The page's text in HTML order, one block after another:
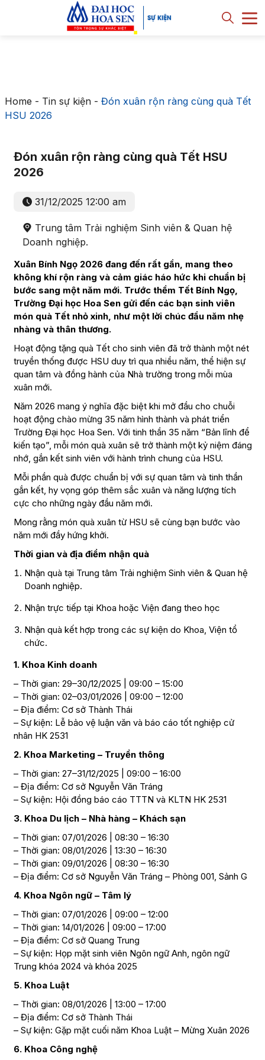
Home - Tin sự kiện- Đón xuân rộn ràng cùng quà Tết
HSU 2026
Đón xuân rộn ràng cùng quà Tết HSU
2026
31/12/2025 12:00 am
Trung tâm Trải nghiệm Sinh viên & Quan hệ
Doanh nghiệp.
Xuân Bính Ngọ 2026 đang đến rất gần, mang theo
không khí rộn ràng và cảm giác háo hức khi chuẩn bị
bước sang một năm mới. Trước thềm Tết Bính Ngọ,
Trường Đại học Hoa Sen gửi đến các bạn sinh viên
món quà Tết nhỏ xinh, như một lời chúc đầu năm nhẹ
nhàng và thân thương.
Hoạt động tặng quà Tết cho sinh viên đã trở thành một nét
truyền thống được HSU duy trì qua nhiều năm, thể hiện sự
quan tâm và đồng hành của Nhà trường trong mỗi mùa
xuân mới.
Năm 2026 mang ý nghĩa đặc biệt khi mở đầu cho chuỗi
hoạt động chào mừng 35 năm hình thành và phát triển
Trường Đại học Hoa Sen. Với tinh thần 35 năm “Bản lĩnh để
kiến tạo”, mỗi món quà xuân sẽ trở thành một kỷ niệm đáng
nhớ, gắn kết sinh viên với hành trình chung của HSU.
Mỗi phần quà được chuẩn bị với sự quan tâm và tinh thần
gắn kết, hy vọng góp thêm sắc xuân và năng lượng tích
cực cho những ngày đầu năm mới.
Mong rằng món quà xuân từ HSU sẽ cùng bạn bước vào
năm mới đầy hứng khởi.
Thời gian và địa điểm nhận quà
Nhận quà tại Trung tâm Trải nghiệm Sinh viên & Quan hệ
Doanh nghiệp.
Nhận trực tiếp tại Khoa hoặc Viện đang theo học
Nhận quà kết hợp trong các sự kiện do Khoa, Viện tổ
chức.
1. Khoa Kinh doanh
– Thời gian: 29–30/12/2025 | 09:00 – 15:00
– Thời gian: 02–03/01/2026 | 09:00 – 12:00
– Địa điểm: Cơ sở Thành Thái
– Sự kiện: Lễ bảo vệ luận văn và báo cáo tốt nghiệp cử
nhân HK 2531
2. Khoa Marketing – Truyền thông
– Thời gian: 27–31/12/2025 | 09:00 – 16:00
– Địa điểm: Cơ sở Nguyễn Văn Tráng
– Sự kiện: Hội đồng báo cáo TTTN và KLTN HK 2531
3. Khoa Du lịch – Nhà hàng – Khách sạn
– Thời gian: 07/01/2026 | 08:30 – 16:30
– Thời gian: 08/01/2026 | 13:30 – 16:30
– Thời gian: 09/01/2026 | 08:30 – 16:30
– Địa điểm: Cơ sở Nguyễn Văn Tráng – Phòng 001, Sảnh G
4. Khoa Ngôn ngữ – Tâm lý
– Thời gian: 07/01/2026 | 09:00 – 12:00
– Thời gian: 14/01/2026 | 09:00 – 17:00
– Địa điểm: Cơ sở Quang Trung
– Sự kiện: Họp mặt sinh viên Ngôn ngữ Anh, ngôn ngữ
Trung khóa 2024 và khóa 2025
5. Khoa Luật
– Thời gian: 08/01/2026 | 13:00 – 17:00
– Địa điểm: Cơ sở Thành Thái
– Sự kiện: Gặp mặt cuối năm Khoa Luật – Mừng Xuân 2026
6. Khoa Công nghệ